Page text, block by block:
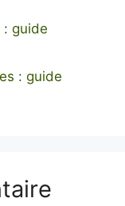
: guide
: guide